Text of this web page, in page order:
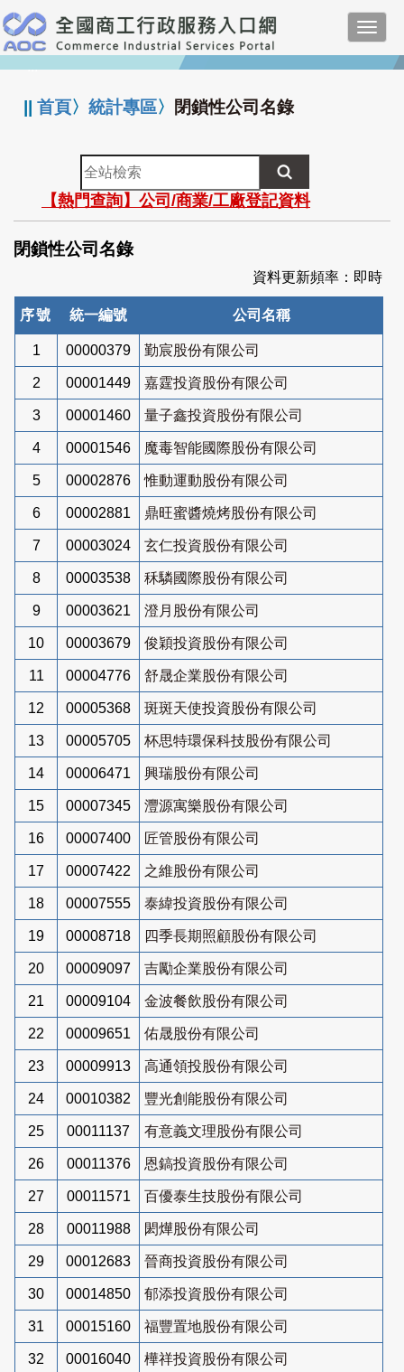
跳
到
主
要
:::
||首頁〉統計專區〉 閉鎖性公司名錄
全
站
檢
索
【熱門查詢】公司/商業/工廠登記資料
閉鎖性公司名錄
資料更新頻率：即時
序號 統一編號 公司名稱
1 00000379 勤宸股份有限公司
2 00001449 嘉霆投資股份有限公司
3 00001460 量子鑫投資股份有限公司
4 00001546 魔毒智能國際股份有限公司
5 00002876 惟動運動股份有限公司
6 00002881 鼎旺蜜醬燒烤股份有限公司
7 00003024 玄仁投資股份有限公司
8 00003538 秝驎國際股份有限公司
9 00003621 澄月股份有限公司
10 00003679 俊穎投資股份有限公司
11 00004776 舒晟企業股份有限公司
12 00005368 斑斑天使投資股份有限公司
13 00005705 杯思特環保科技股份有限公司
14 00006471 興瑞股份有限公司
15 00007345 灃源寓樂股份有限公司
16 00007400 匠管股份有限公司
17 00007422 之維股份有限公司
18 00007555 泰緯投資股份有限公司
19 00008718 四季長期照顧股份有限公司
20 00009097 吉勵企業股份有限公司
21 00009104 金波餐飲股份有限公司
22 00009651 佑晟股份有限公司
23 00009913 高通領投股份有限公司
24 00010382 豐光創能股份有限公司
25 00011137 有意義文理股份有限公司
26 00011376 恩鎬投資股份有限公司
27 00011571 百優泰生技股份有限公司
28 00011988 閎燁股份有限公司
29 00012683 晉商投資股份有限公司
30 00014850 郁添投資股份有限公司
31 00015160 福豐置地股份有限公司
32 00016040 樺祥投資股份有限公司